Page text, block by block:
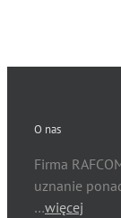
O nas
Firma
uznanie
…więcej